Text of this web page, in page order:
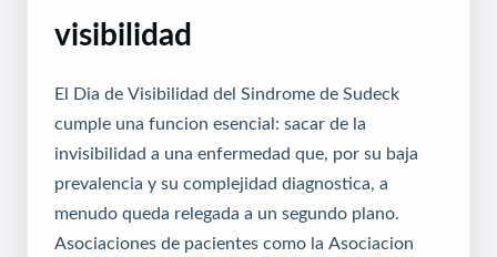
visibilidad
El Dia de Visibilidad del Sindrome de Sudeck
cumple una funcion esencial: sacar de la
invisibilidad a una enfermedad que, por su baja
prevalencia y su complejidad diagnostica, a
menudo queda relegada a un segundo plano.
Asociaciones de pacientes como la Asociacion